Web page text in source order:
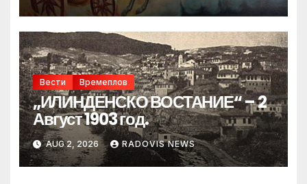
Вести Времеплов
„ИЛИНДЕНСКО ВОСТАНИЕ“ – 2
Август 1903 год.
AUG 2, 2026 RADOVIS NEWS